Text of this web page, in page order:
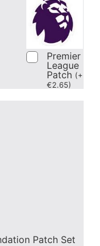
Premier
League
Patch (+
€2.65)
Patch Set